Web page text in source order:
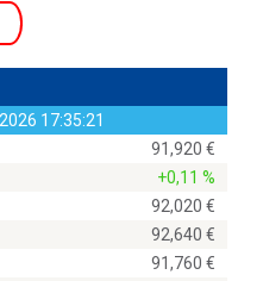
17:35:21
91,920
+0,11 %
92,020
92,640
91,760